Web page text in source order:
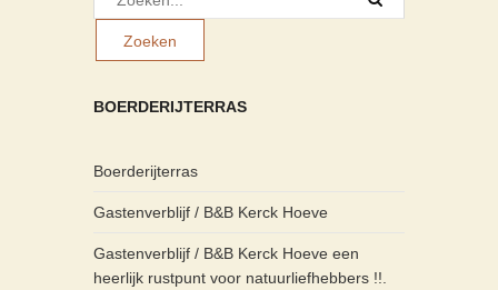
BOERDERIJTERRAS
Boerderijterras
Gastenverblijf / B&B Kerck Hoeve
Gastenverblijf / B&B Kerck Hoeve een
heerlijk rustpunt voor natuurliefhebbers !!.